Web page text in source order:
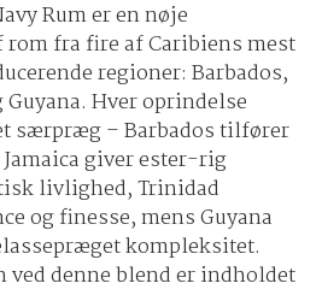
Rum er en nøje
rom fra fire af Caribiens mest
regioner: Barbados,
Hver oprindelse
særpræg – Barbados tilfører
giver ester-rig
livlighed, Trinidad
og finesse, mens Guyana
kompleksitet.
denne blend er indholdet